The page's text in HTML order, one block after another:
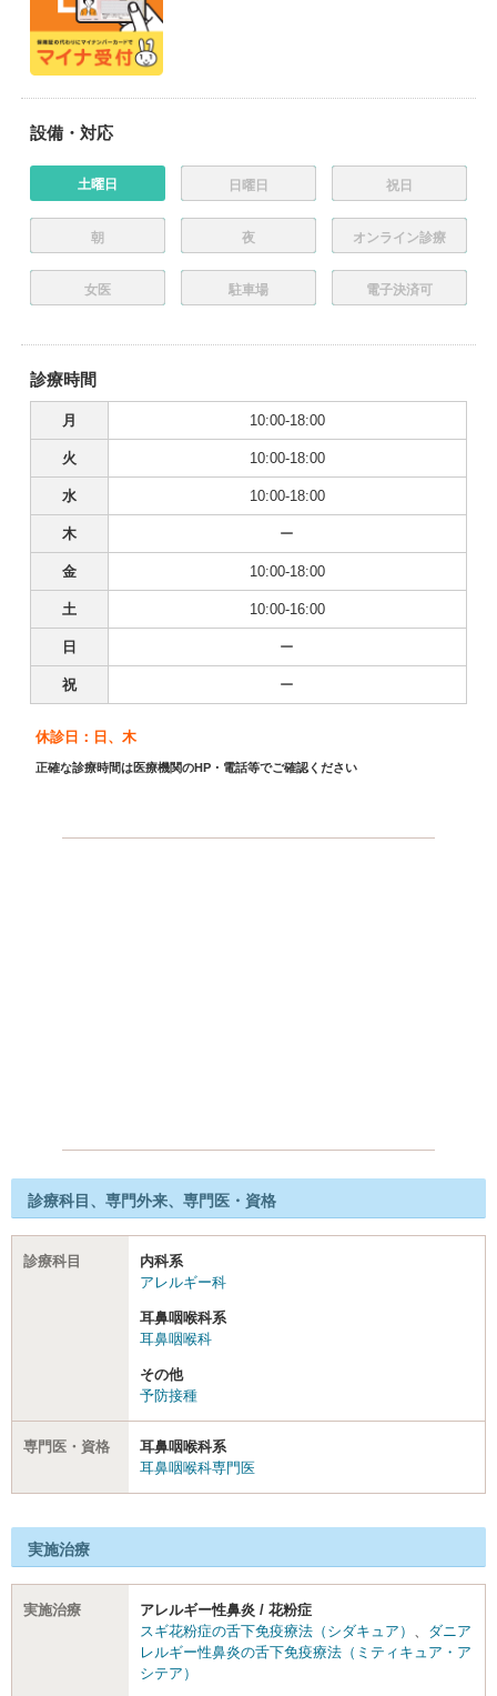
設備・対応
土曜日 日曜日 祝日
朝 夜 オンライン診療
女医 駐車場 電子決済可
診療時間
月 10:00-18:00
火 10:00-18:00
水 10:00-18:00
木 ー
金 10:00-18:00
土 10:00-16:00
日 ー
祝 ー
休診日：日、木
正確な診療時間は医療機関のHP・電話等でご確認ください
診療科目、専門外来、専門医・資格
診療科目
内科系
アレルギー科
耳鼻咽喉科系
耳鼻咽喉科
その他
予防接種
専門医・資格
耳鼻咽喉科系
耳鼻咽喉科専門医
実施治療
実施治療
アレルギー性鼻炎 / 花粉症
スギ花粉症の舌下免疫療法（シダキュア） 、 ダニア
レルギー性鼻炎の舌下免疫療法（ミティキュア・ア
シテア）